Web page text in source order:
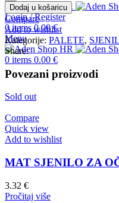
Login / Register
0items 0.00€
Menu
0 items 0.00 €
Dodaj u košaricu
Compare
Add to wishlist
Kategorije: PALETE,
Share:
Povezani proizvodi
Sold out
Compare
Quick view
Add to wishlist
MAT SJENILO ZA
3.32 €
Pročitaj više